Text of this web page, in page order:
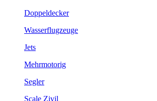
Doppeldecker
Wasserflugzeuge
Jets
Mehrmotorig
Segler
Scale Zivil